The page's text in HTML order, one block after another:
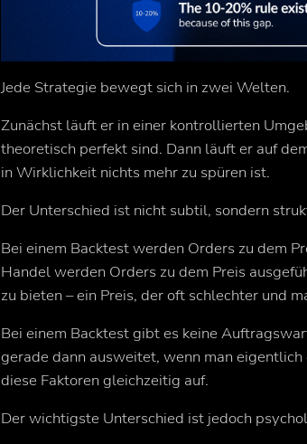
Jede Strategie bewegt sich in zwei Welten.
Zunächst läuft er in einer kontrollierten
theoretisch perfekt sind. Dann läuft er auf
in Wirklichkeit nichts mehr zu spüren ist.
Der Unterschied ist nicht subtil, sondern
Bei einem Backtest werden Orders zu dem
Handel werden Orders zu dem Preis
zu bieten – ein Preis, der oft schlechter und
Bei einem Backtest gibt es keine
gerade dann ausweitet, wenn man
diese Faktoren gleichzeitig auf.
Der wichtigste Unterschied ist jedoch